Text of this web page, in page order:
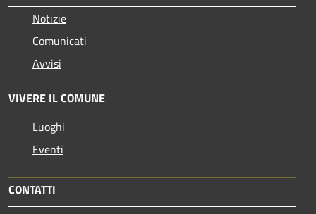
Notizie
Comunicati
Avvisi
VIVERE IL COMUNE
Luoghi
Eventi
CONTATTI